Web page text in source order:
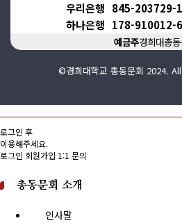
우리은행 845-203729-
하나은행 178-910012-
예금주경희대총
©경희대학교 총동문회 2024.
로그인 후
이용해주세요.
로그인 회원가입 1:1 문의
총동문회 소개
인사말